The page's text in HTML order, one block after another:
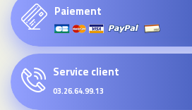
Paiement
Service client
03.26.64.99.13